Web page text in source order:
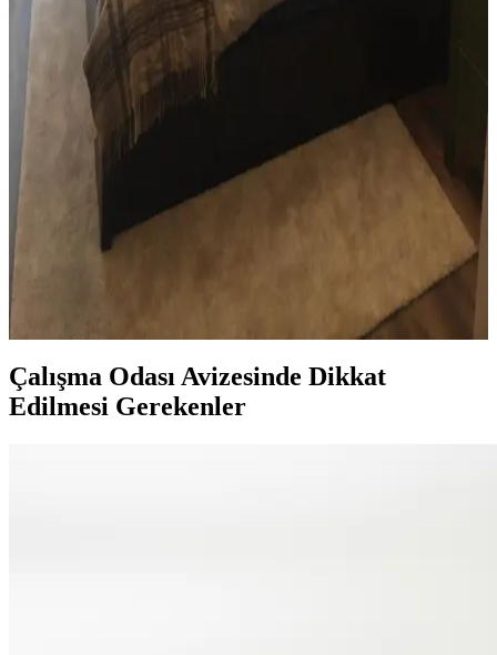
Yatak Odası Düzeni ve Dekorasyonunda Doğru
Yerleşim ve Tasarım İpuçları
Yatak odasında doğru mobilya yerleşimi, renk uyumu, aydınlatma
ve kişisel dokunuşlarla mekanın fonksiyonelliği ve estetiği artırılır.
Bu ipuçlarıyla odanız daha dengeli ve sıcak bir hale gelir.
Oda Dekorasyonunda Bitki Yerleştirme ve
Uygunluk Değerlendirmesi: Estetik ve Fonksiyonel
Yaklaşımlar
Oda dekorasyonunda bitki yerleşimi, konumu ve türü, mekanın
estetik ve fonksiyonel dengesi için kritik önemdedir. Doğru seçimler,
odanın odak noktasını güçlendirir ve yaşam alanını optimize eder.
Çalışma Odası Avizesinde Dikkat
Edilmesi Gerekenler